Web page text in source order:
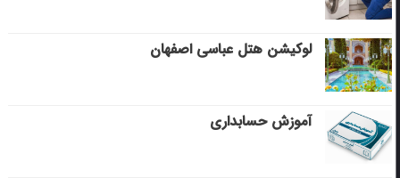
لوکیشن هتل عباسی اصفهان
آموزش حسابداری